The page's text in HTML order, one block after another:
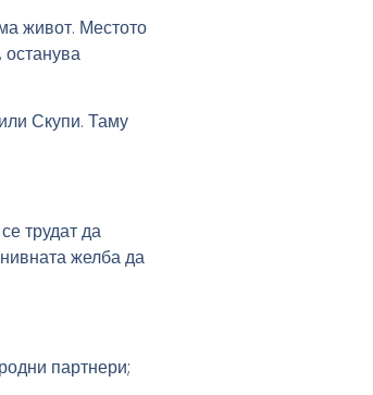
живот. Местото
останува
Скупи. Таму
трудат да
желба да
партнери;